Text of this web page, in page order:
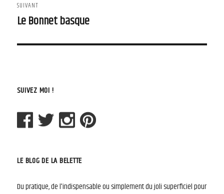
SUIVANT
Article
Le Bonnet basque
SUIVEZ MOI !
LE BLOG DE LA BELETTE
Du pratique, de l'indispensable ou simplement du joli superficiel pour